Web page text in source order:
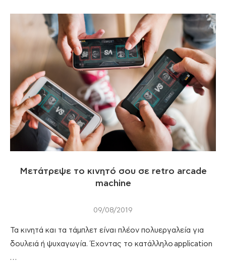
Μετάτρεψε το κινητό σου σε retro arcade
machine
09/08/2019
Τα κινητά και τα τάμπλετ είναι πλέον πολυεργαλεία για
δουλειά ή ψυχαγωγία. Έχοντας το κατάλληλο application
…